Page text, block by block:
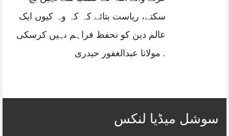
سکتے، ریاست بتائے کہ کہ وہ کیوں ایک
عالم دین کو تحفظ فراہم نہیں کرسکی
. مولانا عبدالغفور حیدری
سوشل میڈیا لنکس